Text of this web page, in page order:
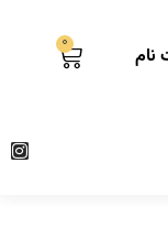
نام 0